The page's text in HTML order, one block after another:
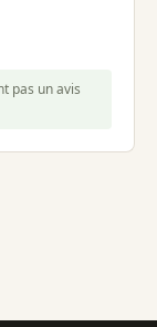
pas un avis